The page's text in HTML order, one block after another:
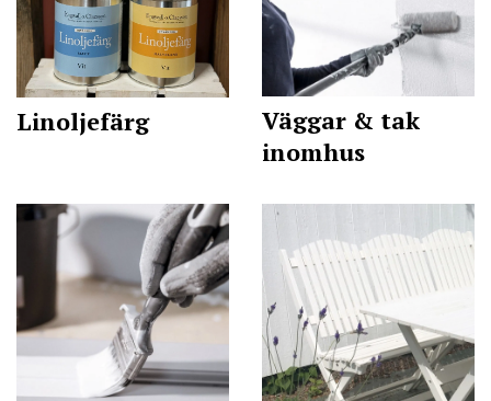
Linoljefärg
Väggar & tak
inomhus